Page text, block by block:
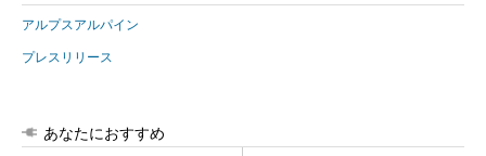
アルプスアルパイン
プレスリリース
あなたにおすすめ